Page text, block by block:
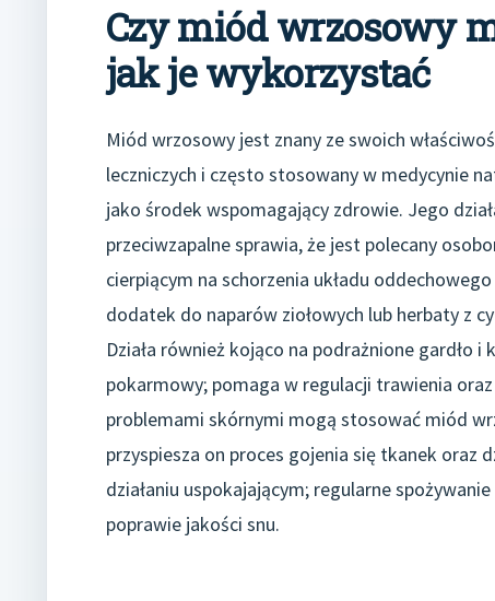
Czy miód wrzosowy
jak je wykorzystać
Miód wrzosowy jest znany ze swoich
leczniczych i często stosowany w medycynie
jako środek wspomagający zdrowie. Jego
przeciwzapalne sprawia, że jest polecany
cierpiącym na schorzenia układu
dodatek do naparów ziołowych lub herbaty z
Działa również kojąco na podrażnione gardło
pokarmowy; pomaga w regulacji trawienia
problemami skórnymi mogą stosować miód
przyspiesza on proces gojenia się tkanek oraz
działaniu uspokajającym; regularne
poprawie jakości snu.